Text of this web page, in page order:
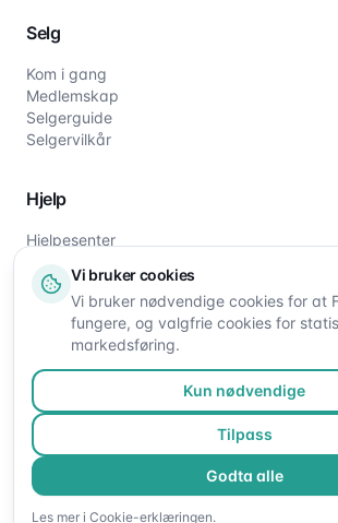
Selg
Kom i gang
Medlemskap
Selgerguide
Selgervilkår
Hjelp
Hjelpesenter
Om oss
Kontakt oss
©2026Flippio. Alle rettigheter
Vi bruker cookies
Vi bruker nødvendige cookies for at
fungere, og valgfrie cookies for
markedsføring.
Kun nødvendige
Tilpass
Godta alle
Les mer i Cookie-erklæringen.